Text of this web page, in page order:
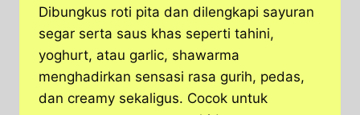
Dibungkus roti pita dan dilengkapi sayuran
segar serta saus khas seperti tahini,
yoghurt, atau garlic, shawarma
menghadirkan sensasi rasa gurih, pedas,
dan creamy sekaligus. Cocok untuk